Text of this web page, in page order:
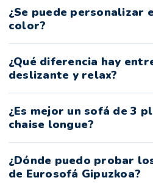
¿Se puede personalizar
color?
¿Qué diferencia hay
deslizante y relax?
¿Es mejor un sofá de 3
chaise longue?
¿Dónde puedo probar
de Eurosofá Gipuzkoa?